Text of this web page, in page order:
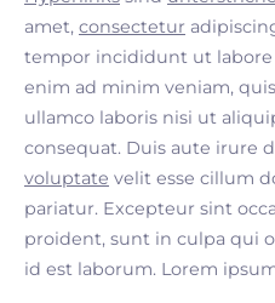
amet, consectetur
tempor incididunt ut labore
enim ad minim veniam,
ullamco laboris nisi ut
consequat. Duis aute irure
voluptate velit esse cillum
pariatur. Excepteur sint
proident, sunt in culpa qui
id est laborum. Lorem